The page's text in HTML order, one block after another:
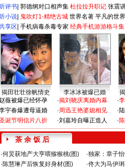
评书 郭德纲对口相声集 杜拉拉升职记 张震
小说 鬼吹灯1-精绝古城 世界名著 平凡的世界
享区 手机病毒杀毒专家 经典手机游游格斗集
揭田壮壮徐帆情史 李冰冰被爆已婚
赵薇被爆已经怀孕
宇春爆遭母逼婚
诞节明信片八折
·揭刘晓庆离婚内幕
·周迅王艳婆媳相见
·刘嘉玲自曝正造人
·
·
·
茶 余 饭 后
·何炅获地产大亨喂猕猴桃(图) ·独家：章子
·陈慧琳产后恢复好身材(图) ·佟大为马伊